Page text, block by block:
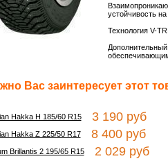
устойчивость
Технология V-
Вас заинтересует этот
Hakka H 185/60 R153 190 руб
Hakka Z 225/50 R178 400 руб
Brillantis 2 195/65 R152 029 руб